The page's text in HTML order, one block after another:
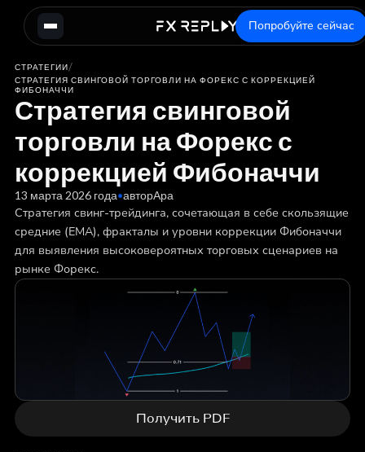
Попробуйте сейчас
СТРАТЕГИИ/
СТРАТЕГИЯ СВИНГОВОЙ ТОРГОВЛИ НА ФОРЕКС С КОРРЕКЦИЕЙ
ФИБОНАЧЧИ
Стратегия свинговой
торговли на Форекс с
коррекцией Фибоначчи
13 марта 2026 года•авторАра
Стратегия свинг-трейдинга, сочетающая в себе скользящие
средние (EMA), фракталы и уровни коррекции Фибоначчи
для выявления высоковероятных торговых сценариев на
рынке Форекс.
Получить PDF